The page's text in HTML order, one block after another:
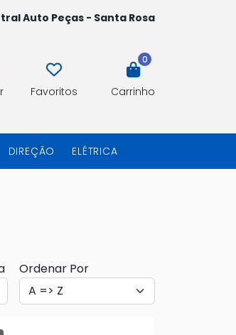
Auto Peças - Santa Rosa
Favoritos
0
Carrinho
DIREÇÃO ELÉTRICA
Ordenar Por